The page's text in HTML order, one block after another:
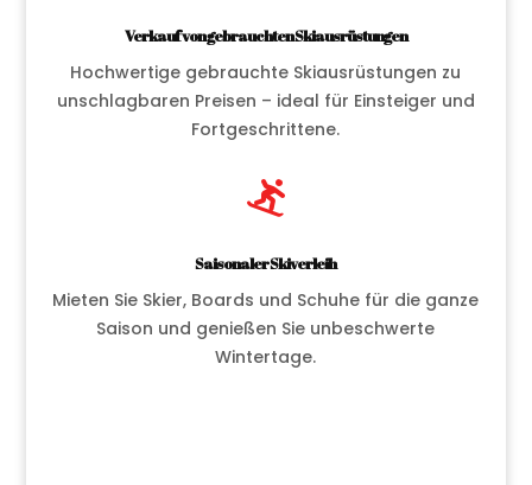
Verkauf von gebrauchten Skiausrüstungen
Hochwertige gebrauchte Skiausrüstungen zu
unschlagbaren Preisen – ideal für Einsteiger und
Fortgeschrittene.

Saisonaler Skiverleih
Mieten Sie Skier, Boards und Schuhe für die ganze
Saison und genießen Sie unbeschwerte
Wintertage.